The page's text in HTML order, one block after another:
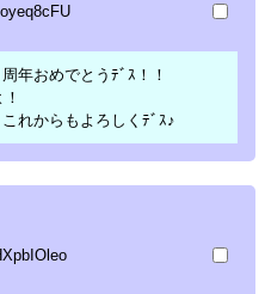
年おめでとうﾃﾞｽ！！
れからもよろしくﾃﾞｽ♪